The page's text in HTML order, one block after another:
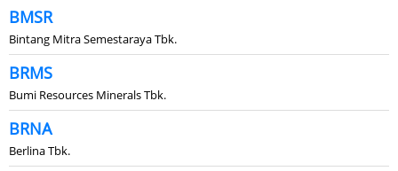
BMSR
Bintang Mitra Semestaraya Tbk.
BRMS
Bumi Resources Minerals Tbk.
BRNA
Berlina Tbk.